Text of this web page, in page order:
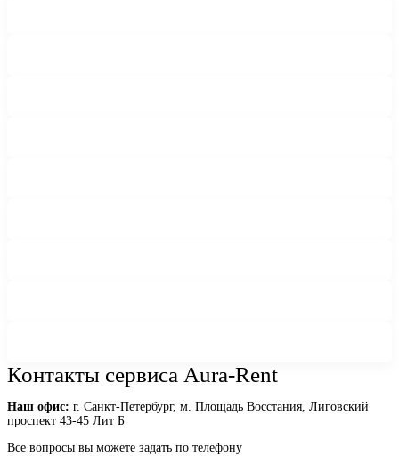
Контакты сервиса Aura-Rent
Наш офис: г. Санкт-Петербург, м. Площадь Восстания, Лиговский
проспект 43-45 Лит Б
Все вопросы вы можете задать по телефону